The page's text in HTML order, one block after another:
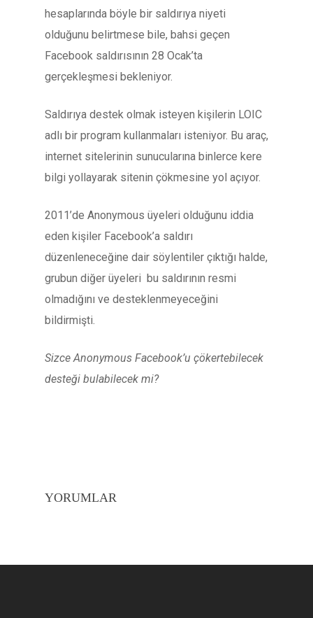
hesaplarında böyle bir saldırıya niyeti
olduğunu belirtmese bile, bahsi geçen
Facebook saldırısının 28 Ocak’ta
gerçekleşmesi bekleniyor.
Saldırıya destek olmak isteyen kişilerin LOIC
adlı bir program kullanmaları isteniyor. Bu araç,
internet sitelerinin sunucularına binlerce kere
bilgi yollayarak sitenin çökmesine yol açıyor.
2011’de Anonymous üyeleri olduğunu iddia
eden kişiler Facebook’a saldırı
düzenleneceğine dair söylentiler çıktığı halde,
grubun diğer üyeleri bu saldırının resmi
olmadığını ve desteklenmeyeceğini
bildirmişti.
Sizce Anonymous Facebook’u çökertebilecek
desteği bulabilecek mi?
YORUMLAR